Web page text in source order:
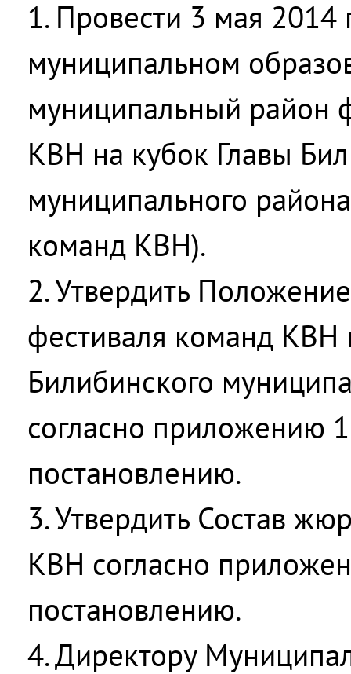
1. Провести 3 мая 2014
муниципальном
муниципальный район
КВН на кубок Главы
муниципального
команд КВН).
2. Утвердить
фестиваля команд КВН
Билибинского
согласно приложению
постановлению.
3. Утвердить Состав
КВН согласно
постановлению.
4. Директору